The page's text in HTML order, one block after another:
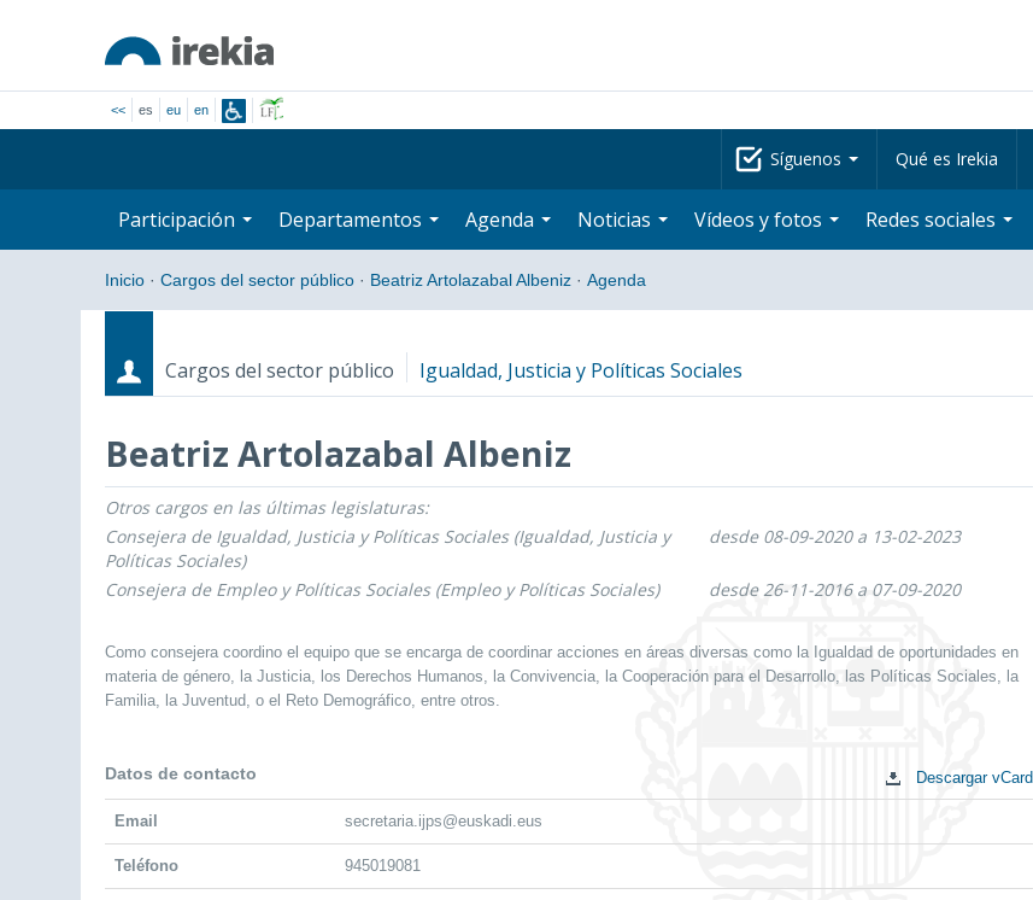
<< es eu en
Síguenos Qué es Irekia
Participación Departamentos Agenda Noticias Vídeos y fotos Redes sociales
Inicio · Cargos del sector público · Beatriz Artolazabal Albeniz · Agenda
Cargos del sector público Igualdad, Justicia y Políticas Sociales
Beatriz Artolazabal Albeniz
CargosFecha de inicio - Fecha fin
Otros cargos en las últimas legislaturas:
Consejera de Igualdad, Justicia y Políticas Sociales (Igualdad, Justicia y
Políticas Sociales)
desde 08-09-2020 a 13-02-2023
Consejera de Empleo y Políticas Sociales (Empleo y Políticas Sociales) desde 26-11-2016 a 07-09-2020
Como consejera coordino el equipo que se encarga de coordinar acciones en áreas diversas como la Igualdad de oportunidades en
materia de género, la Justicia, los Derechos Humanos, la Convivencia, la Cooperación para el Desarrollo, las Políticas Sociales, la
Familia, la Juventud, o el Reto Demográfico, entre otros.
Datos de contacto Descargar vCard
Email secretaria.ijps@euskadi.eus
Teléfono 945019081